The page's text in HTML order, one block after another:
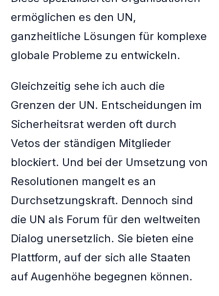
ermöglichen es den UN,
ganzheitliche Lösungen für komplexe
globale Probleme zu entwickeln.
Gleichzeitig sehe ich auch die
Grenzen der UN. Entscheidungen im
Sicherheitsrat werden oft durch
Vetos der ständigen Mitglieder
blockiert. Und bei der Umsetzung von
Resolutionen mangelt es an
Durchsetzungskraft. Dennoch sind
die UN als Forum für den weltweiten
Dialog unersetzlich. Sie bieten eine
Plattform, auf der sich alle Staaten
auf Augenhöhe begegnen können.